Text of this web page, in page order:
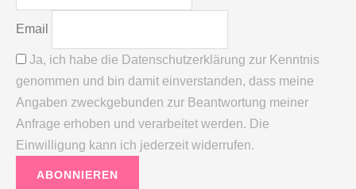
Email
Ja, ich habe die Datenschutzerklärung zur Kenntnis
genommen und bin damit einverstanden, dass meine
Angaben zweckgebunden zur Beantwortung meiner
Anfrage erhoben und verarbeitet werden. Die
Einwilligung kann ich jederzeit widerrufen.